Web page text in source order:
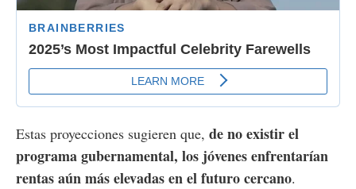
Estas proyecciones sugieren que, de no existir el
programa gubernamental, los jóvenes enfrentarían
rentas aún más elevadas en el futuro cercano.